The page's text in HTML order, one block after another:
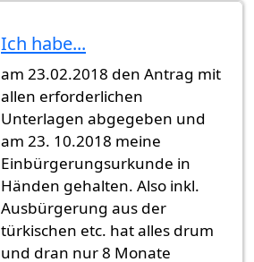
Ich habe...
am 23.02.2018 den Antrag mit
allen erforderlichen
Unterlagen abgegeben und
am 23. 10.2018 meine
Einbürgerungsurkunde in
Händen gehalten. Also inkl.
Ausbürgerung aus der
türkischen etc. hat alles drum
und dran nur 8 Monate